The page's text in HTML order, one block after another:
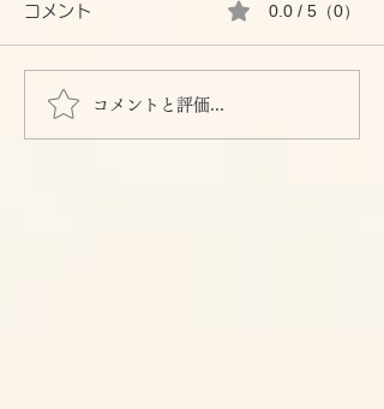
効果的な断熱リフォーム
コメント 0.0 / 5（0）
コメントと評価...